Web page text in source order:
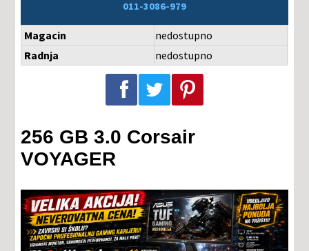
011-3086-979
Magacin
nedostupno
Radnja
nedostupno
Podeli na Facebook-u Podeli na Twitter-u Podeli na Pinterest-u
256 GB 3.0 Corsair
VOYAGER